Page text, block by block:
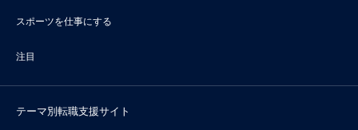
スポーツを仕事にする
注目
テーマ別転職支援サイト